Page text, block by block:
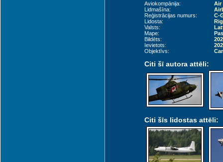
Aviokompānija:
Air
Lidmašīna:
Reģistrācijas numurs:
C-
Lidosta:
Valsts:
Mape:
Bildēts:
Ievietots:
Objektīvs:
Citi šī autora attēli:
Citi šīs lidostas attēli: